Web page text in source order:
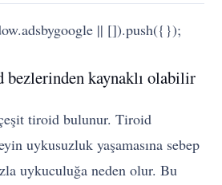
|| []).push({});
bezlerinden kaynaklı olabilir
tiroid bulunur. Tiroid
uykusuzluk yaşamasına sebep
uykuculuğa neden olur. Bu